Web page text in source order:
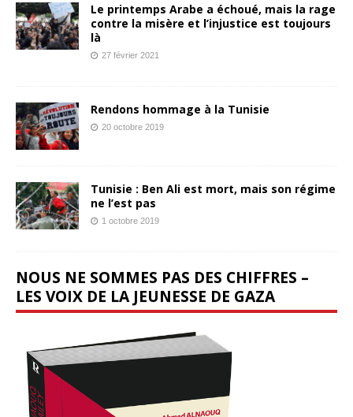
Le printemps Arabe a échoué, mais la rage
contre la misère et l’injustice est toujours
là
27 février 2021
Rendons hommage à la Tunisie
20 octobre 2019
Tunisie : Ben Ali est mort, mais son régime
ne l’est pas
1 octobre 2019
NOUS NE SOMMES PAS DES CHIFFRES –
LES VOIX DE LA JEUNESSE DE GAZA